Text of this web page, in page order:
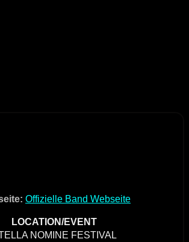
Offizielle Band Webseite
LOCATION/EVENT
NOMINE FESTIVAL